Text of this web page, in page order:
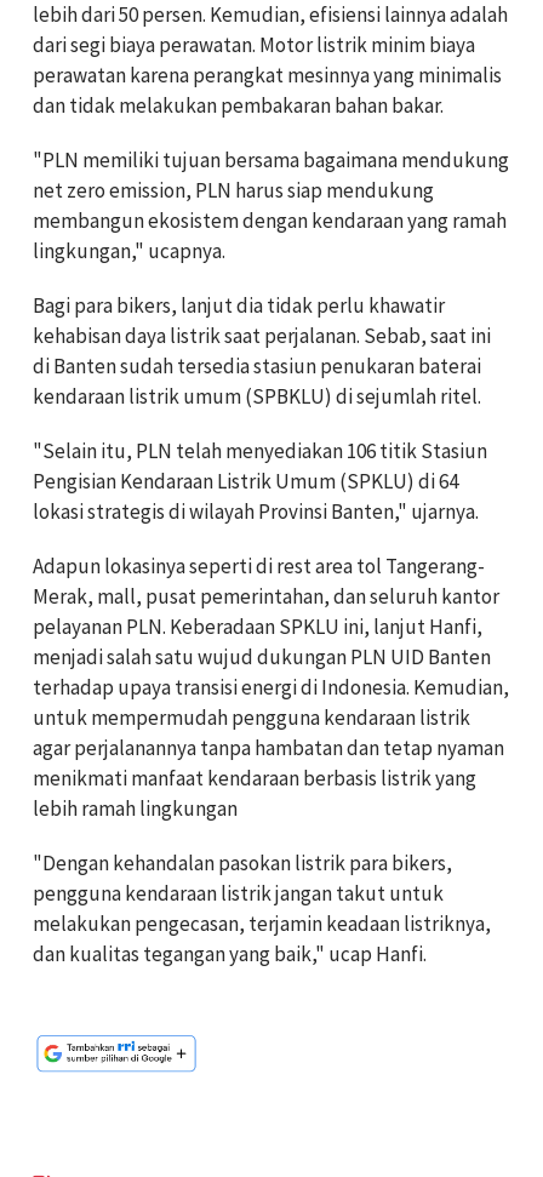
lebih dari 50 persen. Kemudian, efisiensi lainnya adalah
dari segi biaya perawatan. Motor listrik minim biaya
perawatan karena perangkat mesinnya yang minimalis
dan tidak melakukan pembakaran bahan bakar.
"PLN memiliki tujuan bersama bagaimana mendukung
net zero emission, PLN harus siap mendukung
membangun ekosistem dengan kendaraan yang ramah
lingkungan," ucapnya.
Bagi para bikers, lanjut dia tidak perlu khawatir
kehabisan daya listrik saat perjalanan. Sebab, saat ini
di Banten sudah tersedia stasiun penukaran baterai
kendaraan listrik umum (SPBKLU) di sejumlah ritel.
"Selain itu, PLN telah menyediakan 106 titik Stasiun
Pengisian Kendaraan Listrik Umum (SPKLU) di 64
lokasi strategis di wilayah Provinsi Banten," ujarnya.
Adapun lokasinya seperti di rest area tol Tangerang-
Merak, mall, pusat pemerintahan, dan seluruh kantor
pelayanan PLN. Keberadaan SPKLU ini, lanjut Hanfi,
menjadi salah satu wujud dukungan PLN UID Banten
terhadap upaya transisi energi di Indonesia. Kemudian,
untuk mempermudah pengguna kendaraan listrik
agar perjalanannya tanpa hambatan dan tetap nyaman
menikmati manfaat kendaraan berbasis listrik yang
lebih ramah lingkungan
"Dengan kehandalan pasokan listrik para bikers,
pengguna kendaraan listrik jangan takut untuk
melakukan pengecasan, terjamin keadaan listriknya,
dan kualitas tegangan yang baik," ucap Hanfi.